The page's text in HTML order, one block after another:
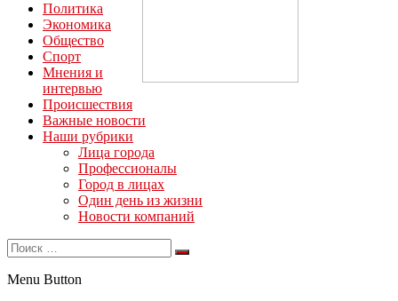
Политика
Экономика
Общество
Спорт
Мнения и
интервью
Происшествия
Важные новости
Наши рубрики
Лица города
Профессионалы
Город в лицах
Один день из жизни
Новости компаний
Menu Button